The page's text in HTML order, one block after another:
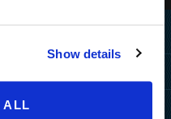
Show details
ALL